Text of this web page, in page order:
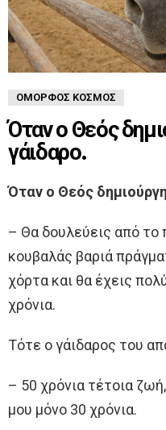
ΌΜΟΡΦΟΣ ΚΌΣΜΟΣ
Όταν ο Θεός
γάιδαρο.
Όταν ο Θεός
– Θα δουλεύεις από το
κουβαλάς βαριά
χόρτα και θα έχεις
χρόνια.
Τότε ο γάιδαρος του
– 50 χρόνια τέτοια
μου μόνο 30 χρόνια.